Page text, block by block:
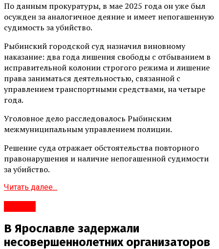
По данным прокуратуры, в мае 2025 года он уже был
осужден за аналогичное деяние и имеет непогашенную
судимость за убийство.
Рыбинский городской суд назначил виновному
наказание: два года лишения свободы с отбыванием в
исправительной колонии строгого режима и лишение
права заниматься деятельностью, связанной с
управлением транспортными средствами, на четыре
года.
Уголовное дело расследовалось Рыбинским
межмуниципальным управлением полиции.
Решение суда отражает обстоятельства повторного
правонарушения и наличие непогашенной судимости
за убийство.
Читать далее...
В Ярославле задержали
несовершеннолетних организаторов